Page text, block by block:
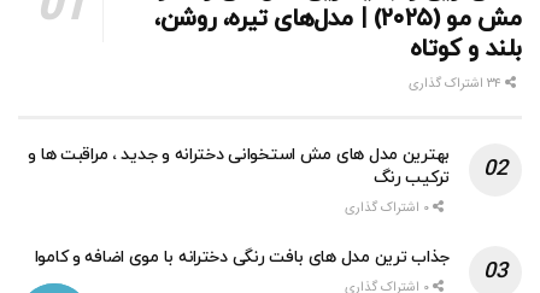
مش مو (۲۰۲۵) | مدل‌های تیره، روشن،
بلند و کوتاه
بهترین مدل های مش استخوانی دخترانه و جدید ، مراقبت ها و
ترکیب رنگ
جذاب ترین مدل های بافت رنگی دخترانه با موی اضافه و کاموا